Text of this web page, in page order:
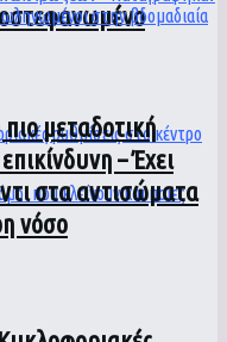
μεταδοτική
– Έχει
στα αντισώματα
νόσο